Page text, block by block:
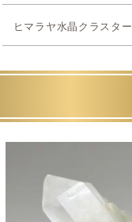
ヒマラヤ水晶クラスタ